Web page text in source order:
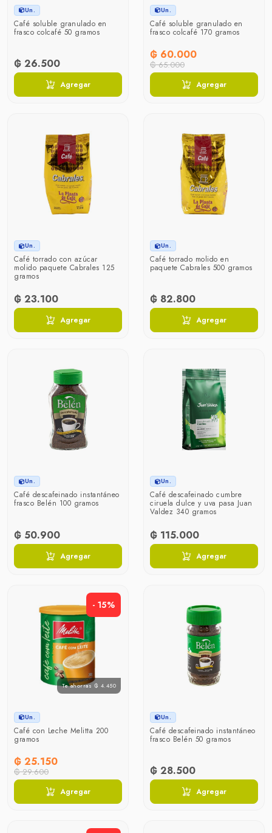
Un.
Café soluble granulado en
frasco colcafé 50 gramos
₲ 26.500
Agregar
Un.
Café soluble granulado en
frasco colcafé 170 gramos
₲ 60.000
₲ 65.000
Agregar
Un.
Café torrado con azúcar
molido paquete Cabrales 125
gramos
₲ 23.100
Agregar
Un.
Café torrado molido en
paquete Cabrales 500 gramos
₲ 82.800
Agregar
Un.
Café descafeinado instantáneo
frasco Belén 100 gramos
₲ 50.900
Agregar
Un.
Café descafeinado cumbre
ciruela dulce y uva pasa Juan
Valdez 340 gramos
₲ 115.000
Agregar
Te ahorras ₲ 4.450
- 15%
Un.
Café con Leche Melitta 200
gramos
₲ 25.150
₲ 29.600
Agregar
Un.
Café descafeinado instantáneo
frasco Belén 50 gramos
₲ 28.500
Agregar